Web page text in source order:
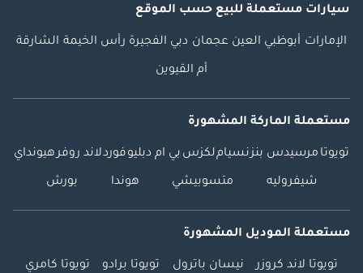
سيارات مستعملة للبيع حسب الموقع
الإمارات أبوظبي العين عجمان دبي الفجيرة رأس الخيمة الشارقة
أم القيوين
مستعملة الماركة المشهورة
تويوتا مرسيدس بنزنسياملكزس بي ام دبليوفوردلاند روفرهيونداي
شيفروليه متسوبيشي هوندا بورش
مستعملة الموديل المشهورة
تويوتا لاند كروزر نيسان باترول تويوتا برادو تويوتا كامري